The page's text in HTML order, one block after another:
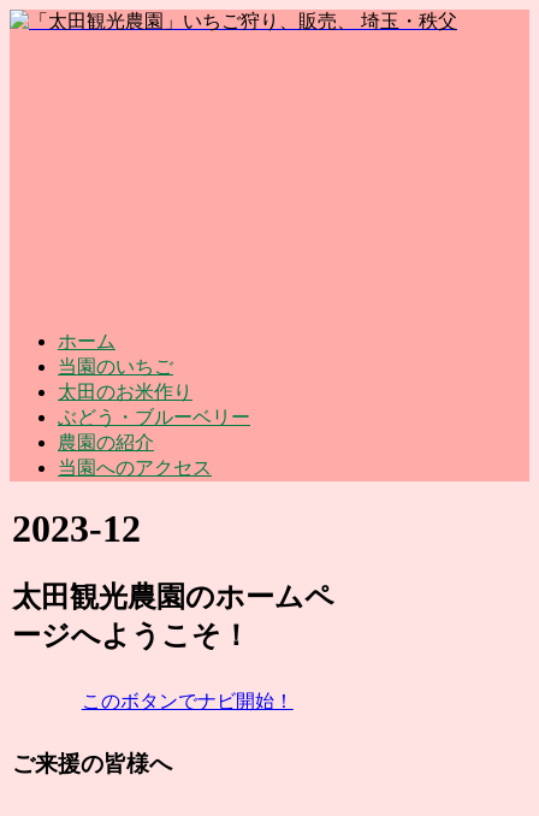
ホーム
当園のいちご
太田のお米作り
ぶどう・ブルーベリー
農園の紹介
当園へのアクセス
2023-12
太田観光農園のホームペ
ージへようこそ！
このボタンでナビ開始！
ご来援の皆様へ